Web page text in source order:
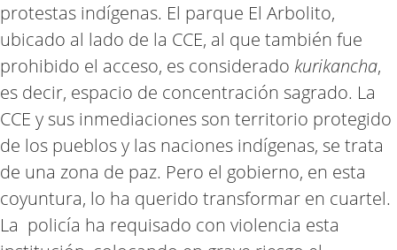
protestas indígenas. El parque El Arbolito,
ubicado al lado de la CCE, al que también fue
prohibido el acceso, es considerado kurikancha,
es decir, espacio de concentración sagrado. La
CCE y sus inmediaciones son territorio protegido
de los pueblos y las naciones indígenas, se trata
de una zona de paz. Pero el gobierno, en esta
coyuntura, lo ha querido transformar en cuartel.
La policía ha requisado con violencia esta